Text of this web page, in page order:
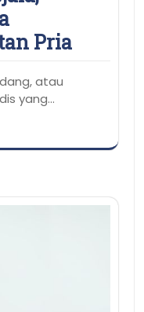
Pria
atau
yang…